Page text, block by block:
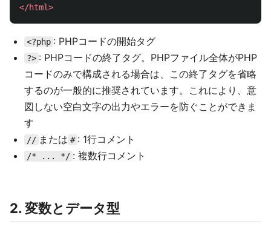
</html>
<?php : PHPコードの開始タグ
?> : PHPコードの終了タグ。PHPファイル全体がPHP
コードのみで構成される場合は、この終了タグを省略
するのが一般的に推奨されています。これにより、意
図しない空白文字の出力やエラーを防ぐことができま
す
// または # : 1行コメント
/* ... */ : 複数行コメント
2. 変数とデータ型